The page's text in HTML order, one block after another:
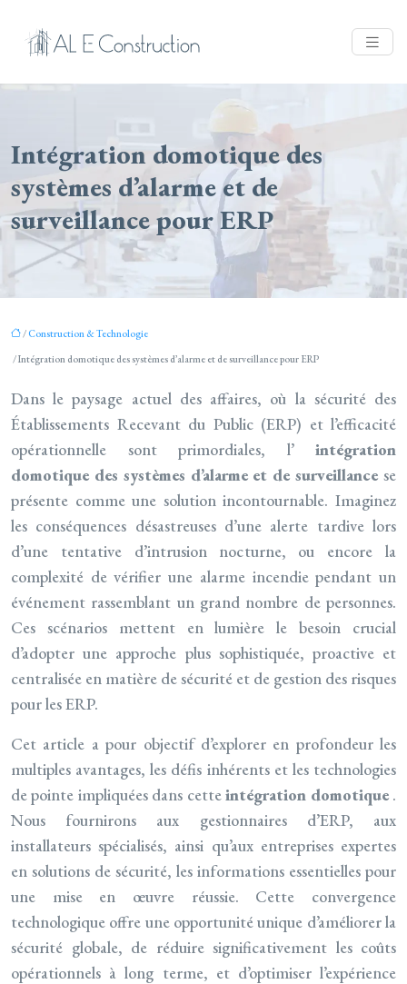
Intégration domotique des
systèmes d’alarme et de
surveillance pour ERP
/Construction & Technologie
/ Intégration domotique des systèmes d’alarme et de surveillance pour ERP
Dans le paysage actuel des affaires, où la sécurité des
Établissements Recevant du Public (ERP) et l’efficacité
opérationnelle sont primordiales, l’ intégration
domotique des systèmes d’alarme et de surveillance se
présente comme une solution incontournable. Imaginez
les conséquences désastreuses d’une alerte tardive lors
d’une tentative d’intrusion nocturne, ou encore la
complexité de vérifier une alarme incendie pendant un
événement rassemblant un grand nombre de personnes.
Ces scénarios mettent en lumière le besoin crucial
d’adopter une approche plus sophistiquée, proactive et
centralisée en matière de sécurité et de gestion des risques
pour les ERP.
Cet article a pour objectif d’explorer en profondeur les
multiples avantages, les défis inhérents et les technologies
de pointe impliquées dans cetteintégration domotique .
Nous fournirons aux gestionnaires d’ERP, aux
installateurs spécialisés, ainsi qu’aux entreprises expertes
en solutions de sécurité, les informations essentielles pour
une mise en œuvre réussie. Cette convergence
technologique offre une opportunité unique d’améliorer la
sécurité globale, de réduire significativement les coûts
opérationnels à long terme, et d’optimiser l’expérience